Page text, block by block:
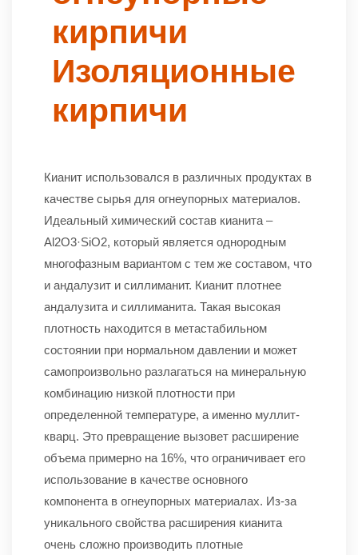
кирпичи
Изоляционные
кирпичи
Кианит использовался в различных продуктах в
качестве сырья для огнеупорных материалов.
Идеальный химический состав кианита –
Al2O3·SiO2, который является однородным
многофазным вариантом с тем же составом, что
и андалузит и силлиманит. Кианит плотнее
андалузита и силлиманита. Такая высокая
плотность находится в метастабильном
состоянии при нормальном давлении и может
самопроизвольно разлагаться на минеральную
комбинацию низкой плотности при
определенной температуре, а именно муллит-
кварц. Это превращение вызовет расширение
объема примерно на 16%, что ограничивает его
использование в качестве основного
компонента в огнеупорных материалах. Из-за
уникального свойства расширения кианита
очень сложно производить плотные